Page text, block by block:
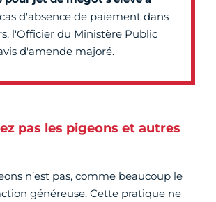
d'absence de paiement dans
l'Officier du Ministère Public
d'amende majoré.
pas les pigeons et autres
n’est pas, comme beaucoup le
généreuse. Cette pratique ne